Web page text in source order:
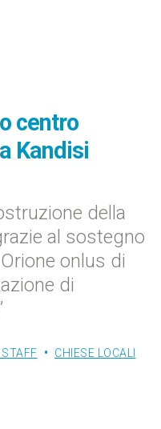
centro
Kandisi
della
al sostegno
onlus di
di
CHIESE LOCALI